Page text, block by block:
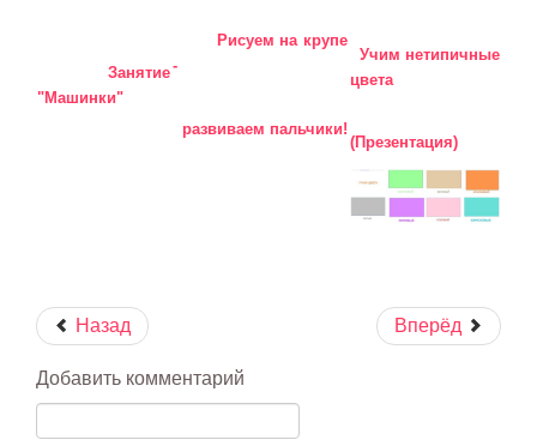
Занятие
"Машинки"
Рисуем на крупе
-
развиваем пальчики!
Учим нетипичные
цвета
(Презентация)
Назад Вперёд
Добавить комментарий